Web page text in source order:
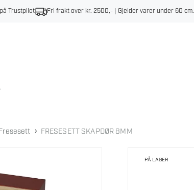
Trustpilot Fri frakt over kr. 2500,- | Gjelder varer under 60 cm.
› FRESESETT SKAPDØR 8MM
PÅ LAGER